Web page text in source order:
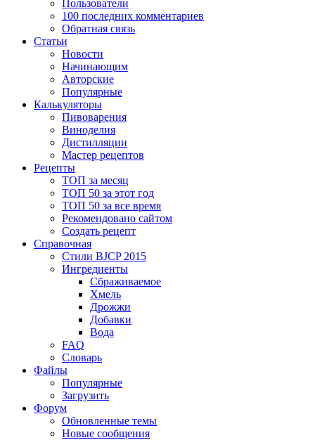
Пользователи
100 последних комментариев
Обратная связь
Статьи
Новости
Начинающим
Авторские
Популярные
Калькуляторы
Пивоварения
Виноделия
Дистилляции
Мастер рецептов
Рецепты
ТОП за месяц
ТОП 50 за этот год
ТОП 50 за все время
Рекомендовано сайтом
Создать рецепт
Справочная
Стили BJCP 2015
Ингредиенты
Сбраживаемое
Хмель
Дрожжи
Добавки
Вода
FAQ
Словарь
Файлы
Популярные
Загрузить
Форум
Обновленные темы
Новые сообщения